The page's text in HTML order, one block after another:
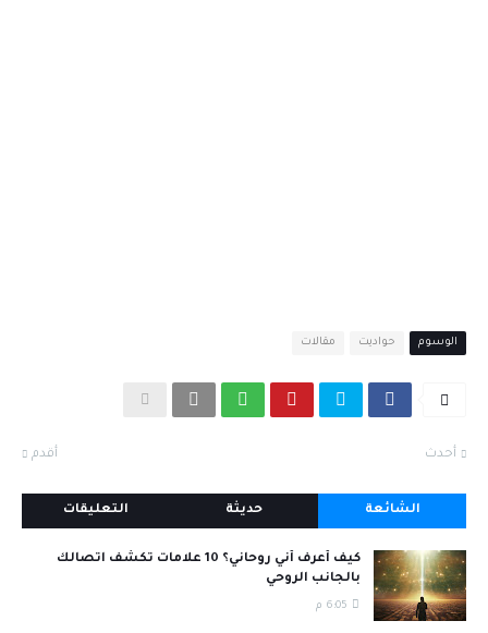
الوسوم حواديت مقالات
أحدث أقدم
الشائعة حديثة التعليقات
كيف أعرف أني روحاني؟ 10 علامات تكشف اتصالك
بالجانب الروحي
6:05 م